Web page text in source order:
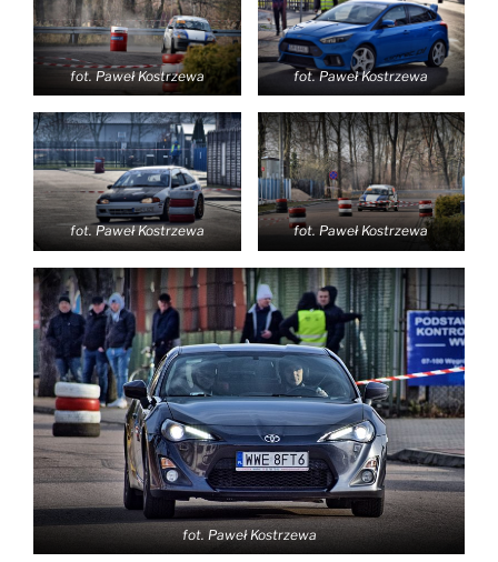
fot. Paweł Kostrzewa fot. Paweł Kostrzewa
fot. Paweł Kostrzewa fot. Paweł Kostrzewa
fot. Paweł Kostrzewa